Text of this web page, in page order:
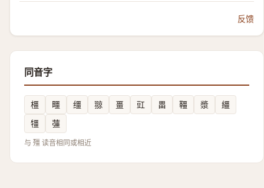
反馈
同音字
橿 疅 缰 翞 畺 豇 畕 韁 漿
繮
㹔
䕬
与 殭 读音相同或相近